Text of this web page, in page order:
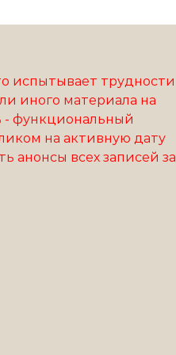
испытывает трудности
иного материала на
- функциональный
на активную дату
анонсы всех записей за